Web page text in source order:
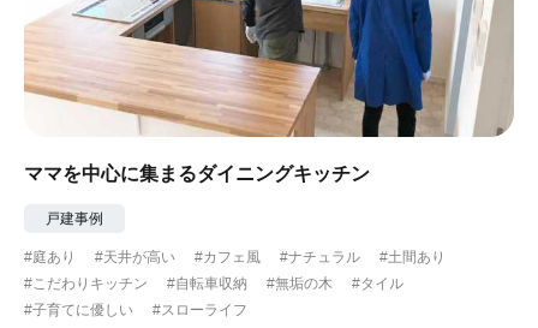
ママを中心に集まるダイニングキッチン
戸建事例
#庭あり #天井が高い #カフェ風 #ナチュラル
#土間あり
#こだわりキッチン
#自転車収納 #無垢の木
#タイル
#子育てに優しい
#スローライフ